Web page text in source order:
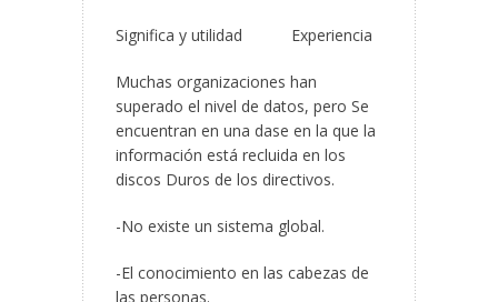
Significa y utilidad Experiencia
Muchas organizaciones han
superado el nivel de datos, pero Se
encuentran en una dase en la que la
información está recluida en los
discos Duros de los directivos.
-No existe un sistema global.
-El conocimiento en las cabezas de
las personas.